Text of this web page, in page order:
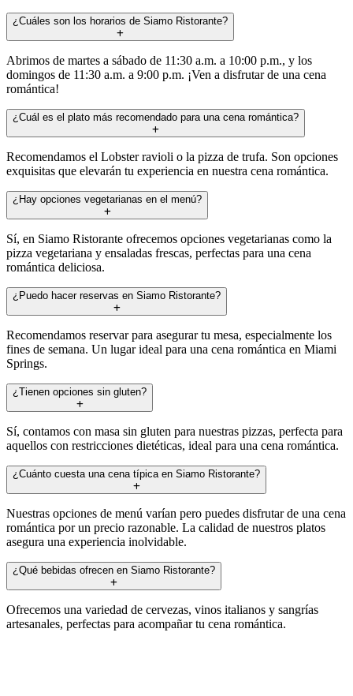
¿Cuáles son los horarios de Siamo Ristorante?
Abrimos de martes a sábado de 11:30 a.m. a 10:00 p.m., y los
domingos de 11:30 a.m. a 9:00 p.m. ¡Ven a disfrutar de una cena
romántica!
¿Cuál es el plato más recomendado para una cena romántica?
Recomendamos el Lobster ravioli o la pizza de trufa. Son opciones
exquisitas que elevarán tu experiencia en nuestra cena romántica.
¿Hay opciones vegetarianas en el menú?
Sí, en Siamo Ristorante ofrecemos opciones vegetarianas como la
pizza vegetariana y ensaladas frescas, perfectas para una cena
romántica deliciosa.
¿Puedo hacer reservas en Siamo Ristorante?
Recomendamos reservar para asegurar tu mesa, especialmente los
fines de semana. Un lugar ideal para una cena romántica en Miami
Springs.
¿Tienen opciones sin gluten?
Sí, contamos con masa sin gluten para nuestras pizzas, perfecta para
aquellos con restricciones dietéticas, ideal para una cena romántica.
¿Cuánto cuesta una cena típica en Siamo Ristorante?
Nuestras opciones de menú varían pero puedes disfrutar de una cena
romántica por un precio razonable. La calidad de nuestros platos
asegura una experiencia inolvidable.
¿Qué bebidas ofrecen en Siamo Ristorante?
Ofrecemos una variedad de cervezas, vinos italianos y sangrías
artesanales, perfectas para acompañar tu cena romántica.